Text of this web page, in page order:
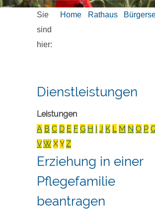
Sie
sind
hier:
Home Rathaus
Dienstleistungen
Leistungen
A B C D E F G H I J K L M N O P
VW XY Z
Erziehung in einer
Pflegefamilie
beantragen